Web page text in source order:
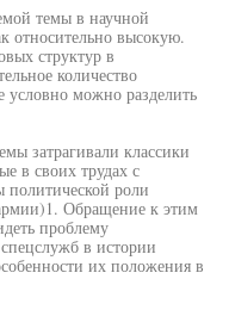
темы в научной
относительно высокую.
структур в
количество
условно можно разделить
затрагивали классики
в своих трудах с
политической роли
Обращение к этим
проблему
в истории
их положения в